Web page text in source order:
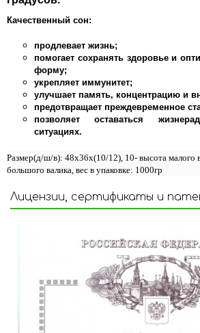
Качественный сон:
продлевает жизнь;
помогает сохранять здоровье и
форму;
укрепляет иммунитет;
улучшает память, концентрацию и
предотвращает преждевременное
позволяет оставаться
ситуациях.
Размер(д/ш/в): 48x36x(10/12), 10- высота малого
большого валика, вес в упаковке: 1000гр
Лицензии, сертификаты и